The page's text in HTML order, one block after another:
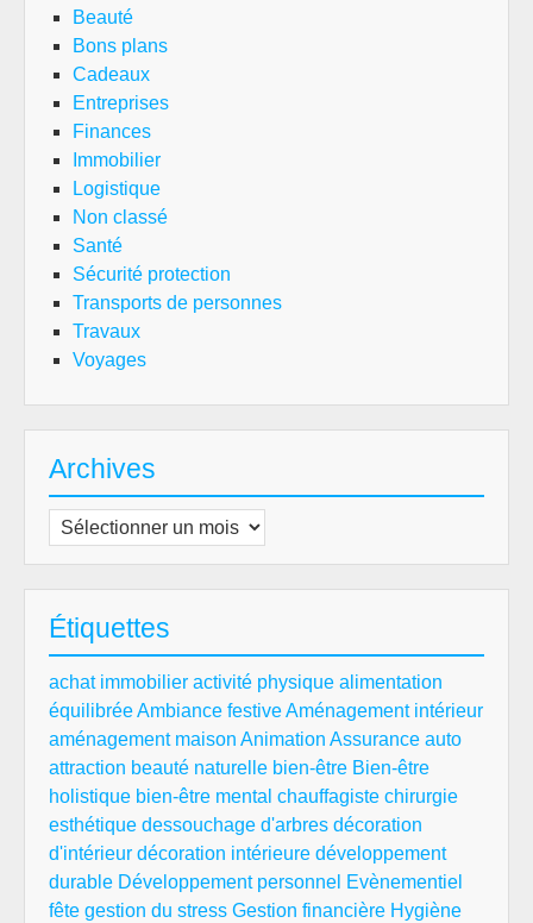
Beauté
Bons plans
Cadeaux
Entreprises
Finances
Immobilier
Logistique
Non classé
Santé
Sécurité protection
Transports de personnes
Travaux
Voyages
Archives
Archives
Étiquettes
achat immobilier activité physique alimentation
équilibréeAmbiance festiveAménagement intérieur
aménagement maison Animation Assurance auto
attraction beauté naturelle bien-être Bien-être
holistique bien-être mental chauffagiste chirurgie
esthétique dessouchage d'arbres décoration
d'intérieur décoration intérieure développement
durable Développement personnel Evènementiel
fête gestion du stress Gestion financière Hygiène